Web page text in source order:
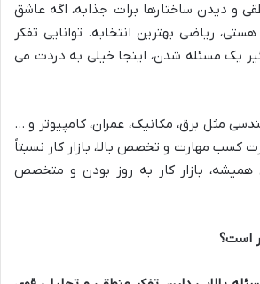
و دیدن ساختارها برات جذابه، اگه عاشق
ریاضی بهترین انتخابه. توانایی تفکر
یک مسئله شدن، اینجا خیلی به دردت می
مثل برق، مکانیک، عمران، کامپیوتر و …
کسب مهارت و تخصص بالا، بازار کار نسبتاً
همیشه، بازار کار به روز بودن و متخصص
است؟